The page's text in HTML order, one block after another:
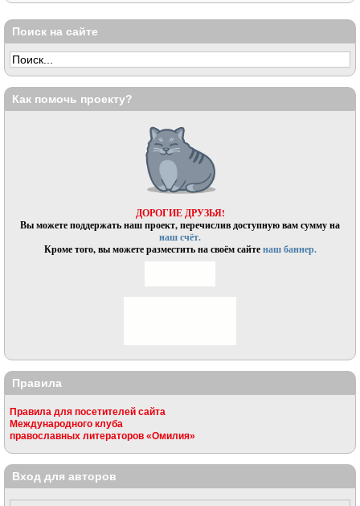
Поиск на сайте
Как помочь проекту?
ДОРОГИЕ ДРУЗЬЯ!
Вы можете поддержать наш проект, перечислив доступную вам сумму на
наш счёт.
Кроме того, вы можете разместить на своём сайтенаш баннер.
Правила
Правила для посетителей сайта
Международного клуба
православных литераторов «Омилия»
Вход для авторов